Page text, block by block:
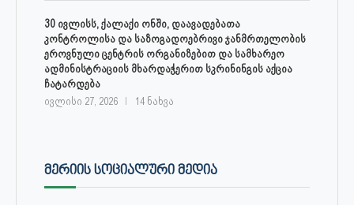
30 ივლისს, ქალაქი ონში, დაავადებათა
კონტროლისა და საზოგადოებრივი ჯანმრთელობის
ეროვნული ცენტრის ორგანიზებით და სამხარეო
ადმინისტრაციის მხარდაჭერით სკრინინგის აქცია
ჩატარდება
ივლისი 27, 2026 14 ნახვა
ᲛᲔᲠᲘᲘᲡ ᲡᲝᲪᲘᲐᲚᲣᲠᲘ ᲛᲔᲓᲘᲐ